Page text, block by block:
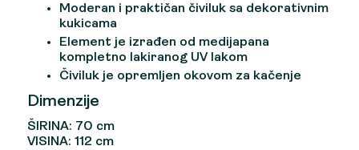
Moderan i praktičan čiviluk sa dekorativnim
kukicama
Element je izrađen od medijapana
kompletno lakiranog UV lakom
Čiviluk je opremljen okovom za kačenje
Dimenzije
ŠIRINA: 70 cm
VISINA: 112 cm